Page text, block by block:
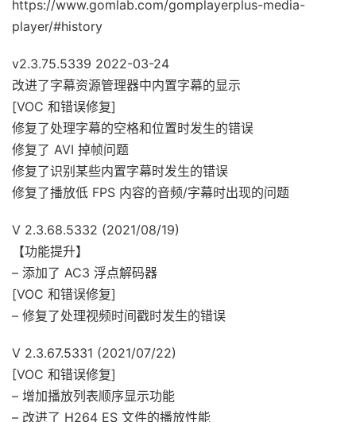
https://www.gomlab.com/gomplayerplus-media-
player/#history
v2.3.75.5339 2022-03-24
改进了字幕资源管理器中内置字幕的显示
[VOC 和错误修复]
修复了处理字幕的空格和位置时发生的错误
修复了 AVI 掉帧问题
修复了识别某些内置字幕时发生的错误
修复了播放低 FPS 内容的音频/字幕时出现的问题
V 2.3.68.5332 (2021/08/19)
【功能提升】
– 添加了 AC3 浮点解码器
[VOC 和错误修复]
– 修复了处理视频时间戳时发生的错误
V 2.3.67.5331 (2021/07/22)
[VOC 和错误修复]
– 增加播放列表顺序显示功能
– 改进了 H264 ES 文件的播放性能